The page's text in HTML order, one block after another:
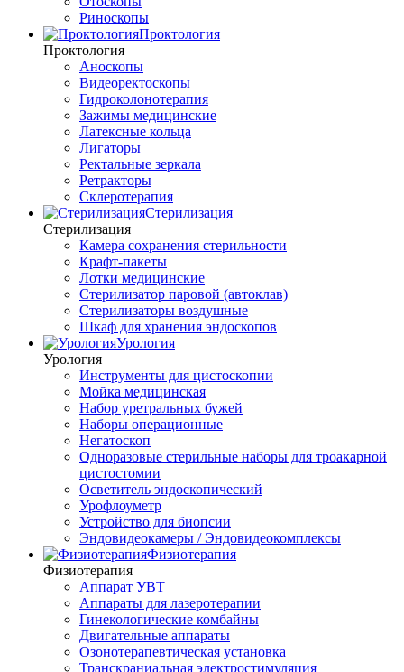
Риноскопы
Проктология
Проктология
Аноскопы
Видеоректоскопы
Гидроколонотерапия
Зажимы медицинские
Латексные кольца
Лигаторы
Ректальные зеркала
Ретракторы
Склеротерапия
Стерилизация
Стерилизация
Камера сохранения стерильности
Крафт-пакеты
Лотки медицинские
Стерилизатор паровой (автоклав)
Стерилизаторы воздушные
Шкаф для хранения эндоскопов
Урология
Урология
Инструменты для цистоскопии
Мойка медицинская
Набор уретральных бужей
Наборы операционные
Негатоскоп
Одноразовые стерильные наборы для троакарной
цистостомии
Осветитель эндоскопический
Урофлоуметр
Устройство для биопсии
Эндовидеокамеры / Эндовидеокомплексы
Физиотерапия
Физиотерапия
Аппарат УВТ
Аппараты для лазеротерапии
Гинекологические комбайны
Двигательные аппараты
Озонотерапевтическая установка
Транскраниальная электростимуляция